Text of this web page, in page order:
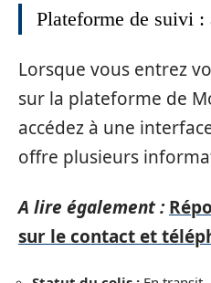
Plateforme de suivi :
Lorsque vous entrez
sur la plateforme de
accédez à une
offre plusieurs
A lire également :
sur le contact et